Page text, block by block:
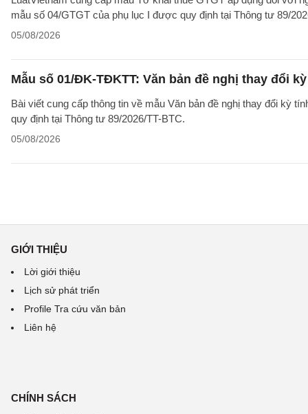
mẫu số 04/GTGT của phụ lục I được quy định tại Thông tư 89/
05/08/2026
Mẫu số 01/ĐK-TĐKTT: Văn bản đề nghị thay đổi
Bài viết cung cấp thông tin về mẫu Văn bản đề nghị thay đổi kỳ
quy định tại Thông tư 89/2026/TT-BTC.
05/08/2026
GIỚI THIỆU
Lời giới thiệu
Lịch sử phát triển
Profile Tra cứu văn bản
Liên hệ
CHÍNH SÁCH